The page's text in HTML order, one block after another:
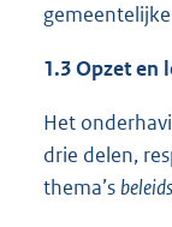
1.3 Opzet en
Het
drie delen,
thema’s